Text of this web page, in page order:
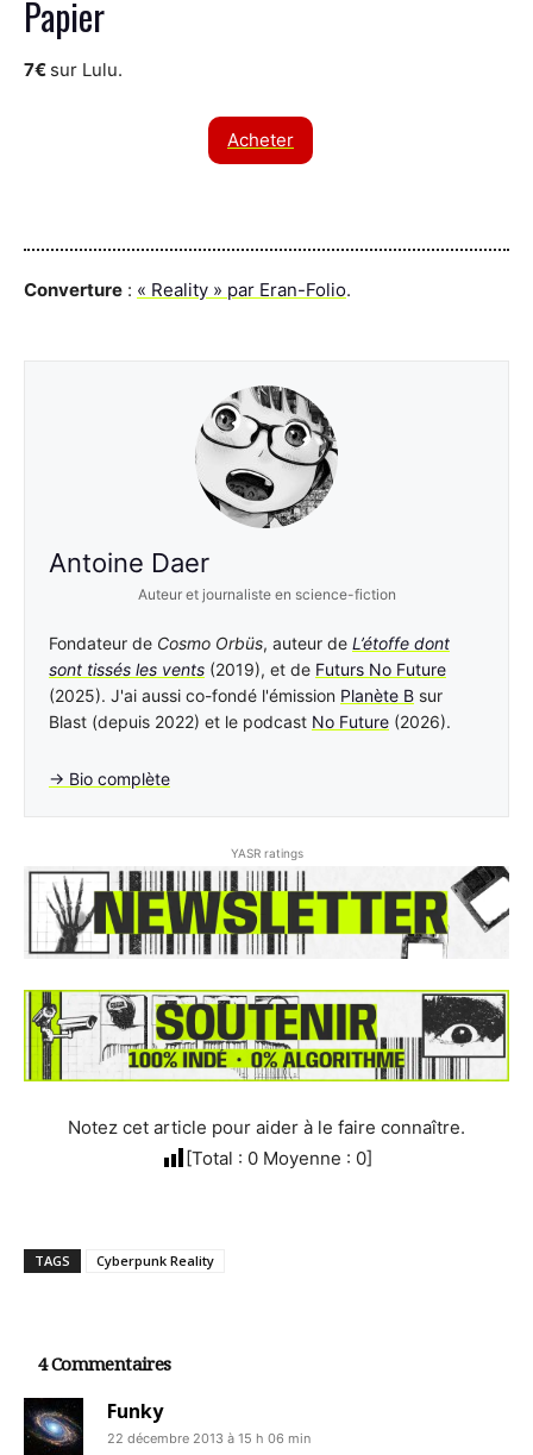
Papier
7€ sur Lulu.
Acheter
Converture : « Reality » par Eran-Folio.
Antoine Daer
Auteur et journaliste en science-fiction
Fondateur de Cosmo Orbüs, auteur de L’étoffe dont
sont tissés les vents (2019), et de Futurs No Future
(2025). J'ai aussi co-fondé l'émission Planète B sur
Blast (depuis 2022) et le podcast No Future (2026).
→ Bio complète
YASR ratings
Notez cet article pour aider à le faire connaître.
[Total : 0Moyenne : 0]
TAGS Cyberpunk Reality
4 Commentaires
Funky
22 décembre 2013 à 15 h 06 min